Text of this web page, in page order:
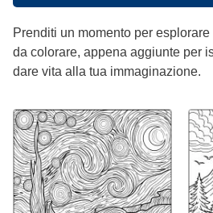
Prenditi un momento per
da colorare, appena aggiunte per
dare vita alla tua immaginazione.